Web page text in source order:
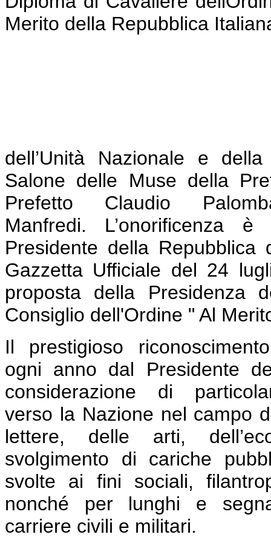
dell’Unità Nazionale e
Salone delle Muse della
Prefetto Claudio
Manfredi. L’onorificenza
Presidente della
Gazzetta Ufficiale del 24
proposta della Presidenza
Consiglio dell'Ordine " Al
Il prestigioso
ogni anno dal Presidente
considerazione di
verso la Nazione nel campo
lettere, delle arti,
svolgimento di cariche
svolte ai fini sociali,
nonché per lunghi e
carriere civili e militari.